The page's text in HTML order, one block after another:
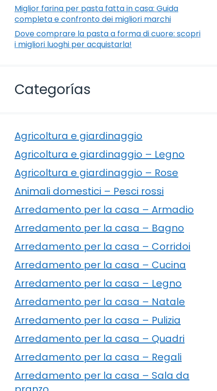
Miglior farina per pasta fatta in casa: Guida
completa e confronto dei migliori marchi
Dove comprare la pasta a forma di cuore: scopri
i migliori luoghi per acquistarla!
Categorías
Agricoltura e giardinaggio
Agricoltura e giardinaggio – Legno
Agricoltura e giardinaggio – Rose
Animali domestici – Pesci rossi
Arredamento per la casa – Armadio
Arredamento per la casa – Bagno
Arredamento per la casa – Corridoi
Arredamento per la casa – Cucina
Arredamento per la casa – Legno
Arredamento per la casa – Natale
Arredamento per la casa – Pulizia
Arredamento per la casa – Quadri
Arredamento per la casa – Regali
Arredamento per la casa – Sala da